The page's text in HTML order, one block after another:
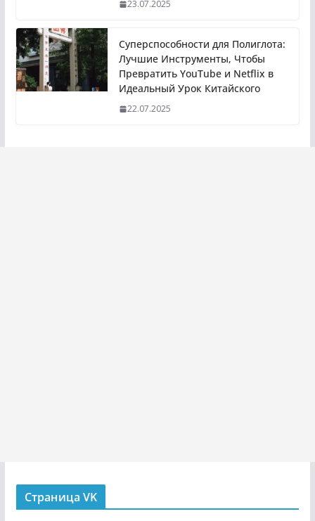
23.07.2025
Суперспособности для Полиглота:
Лучшие Инструменты, Чтобы
Превратить YouTube и Netflix в
Идеальный Урок Китайского
22.07.2025
Страница VK